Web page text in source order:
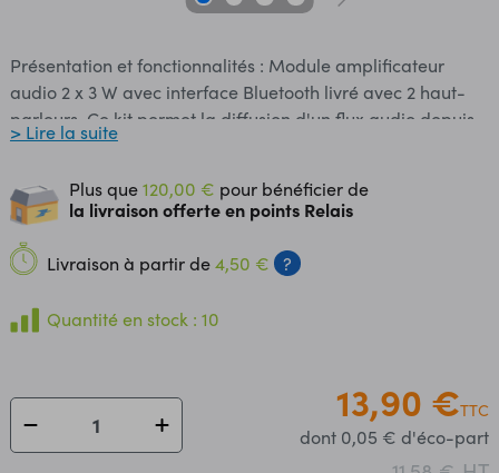
Présentation et fonctionnalités : Module amplificateur
audio 2 x 3 W avec interface Bluetooth livré avec 2 haut-
parleurs. Ce kit permet la diffusion d'un flux audio depuis
votre smartphone, tablette ou votre ordinateur.
un port USB Type-C (cordon et adaptateur secteur 1 A non
inclus) - un accu LiPo 3,7 Vcc à connecter sur un port
JST (non inclus) L'accu LiPo se recharge automatique dès
la connexion d'une source de tension sur le port USB Type-
parleurs 3 W/4 Ω de 66 mm (avec cordon JST de 15 cm)
via un cordon USB Type-C (alimentation 1 A à prévoir) - 3,7
> Lire la suite
Plus que120,00 € pour bénéficier de
la livraison offerte en points Relais
Livraison à partir de4,50 € ?
Quantité en stock : 10
13,90 €TTC
dont 0,05 € d'éco-part